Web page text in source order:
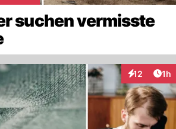
suchen vermisste
12 1h